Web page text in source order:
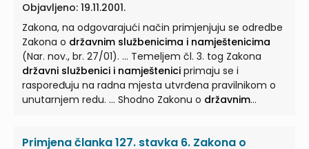
Objavljeno: 19.11.2001.
Zakona, na odgovarajući način primjenjuju se odredbe
Zakona o državnim službenicima i namještenicima
(Nar. nov., br. 27/01). ... Temeljem čl. 3. tog Zakona
državni službenici i namještenici primaju se i
raspoređuju na radna mjesta utvrđena pravilnikom o
unutarnjem redu. ... Shodno Zakonu o državnim
pravilnikom o unutarnjem redu upravnog ... Stručni
Primjena članka 127. stavka 6. Zakona o